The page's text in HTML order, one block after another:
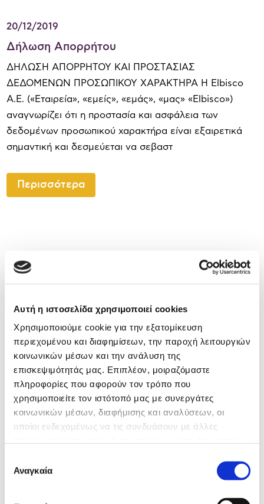
Αυτή η ιστοσελίδα χρησιμοποιεί cookies
Χρησιμοποιούμε cookie για την εξατομίκευση
περιεχομένου και διαφημίσεων, την παροχή λειτουργιών
κοινωνικών μέσων και την ανάλυση της
επισκεψιμότητάς μας. Επιπλέον, μοιραζόμαστε
πληροφορίες που αφορούν τον τρόπο που
χρησιμοποιείτε τον ιστότοπό μας με συνεργάτες
κοινωνικών μέσων, διαφήμισης και αναλύσεων, οι
οποίοι ενδεχομένως να τις συνδυάσουν με άλλες
των υπηρεσιών τους.
συγκατάθεσης
Αναγκαία
20/12/2019
Δήλωση Απορρήτου
ΔΗΛΩΣΗ ΑΠΟΡΡΗΤΟΥ ΚΑΙ ΠΡΟΣΤΑΣΙΑΣ
ΔΕΔΟΜΕΝΩΝ ΠΡΟΣΩΠΙΚΟΥ ΧΑΡΑΚΤΗΡΑ Η Elbisco
Α.Ε. («Εταιρεία», «εμείς», «εμάς», «μας» «Elbisco»)
αναγνωρίζει ότι η προστασία και ασφάλεια των
δεδομένων προσωπικού χαρακτήρα είναι εξαιρετικά
σημαντική και δεσμεύεται να σεβαστ
Περισσότερα